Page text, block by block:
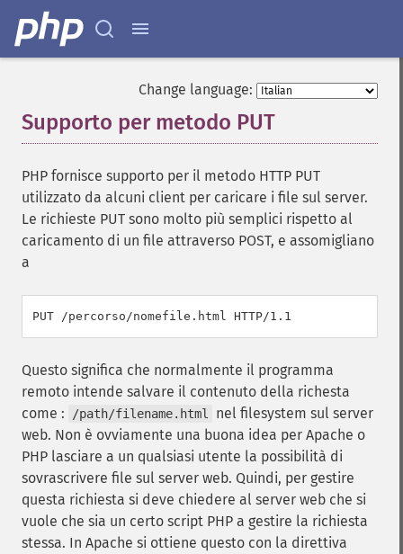
Change language:
Supporto per metodo PUT
PHP fornisce supporto per il metodo HTTP PUT
utilizzato da alcuni client per caricare i file sul server.
Le richieste PUT sono molto più semplici rispetto al
caricamento di un file attraverso POST, e assomigliano
a
PUT /percorso/nomefile.html HTTP/1.1
Questo significa che normalmente il programma
remoto intende salvare il contenuto della richesta
come :
/path/filename.html
nel filesystem sul server
web. Non è ovviamente una buona idea per Apache o
PHP lasciare a un qualsiasi utente la possibilità di
sovrascrivere file sul server web. Quindi, per gestire
questa richiesta si deve chiedere al server web che si
vuole che sia un certo script PHP a gestire la richiesta
stessa. In Apache si ottiene questo con la direttiva